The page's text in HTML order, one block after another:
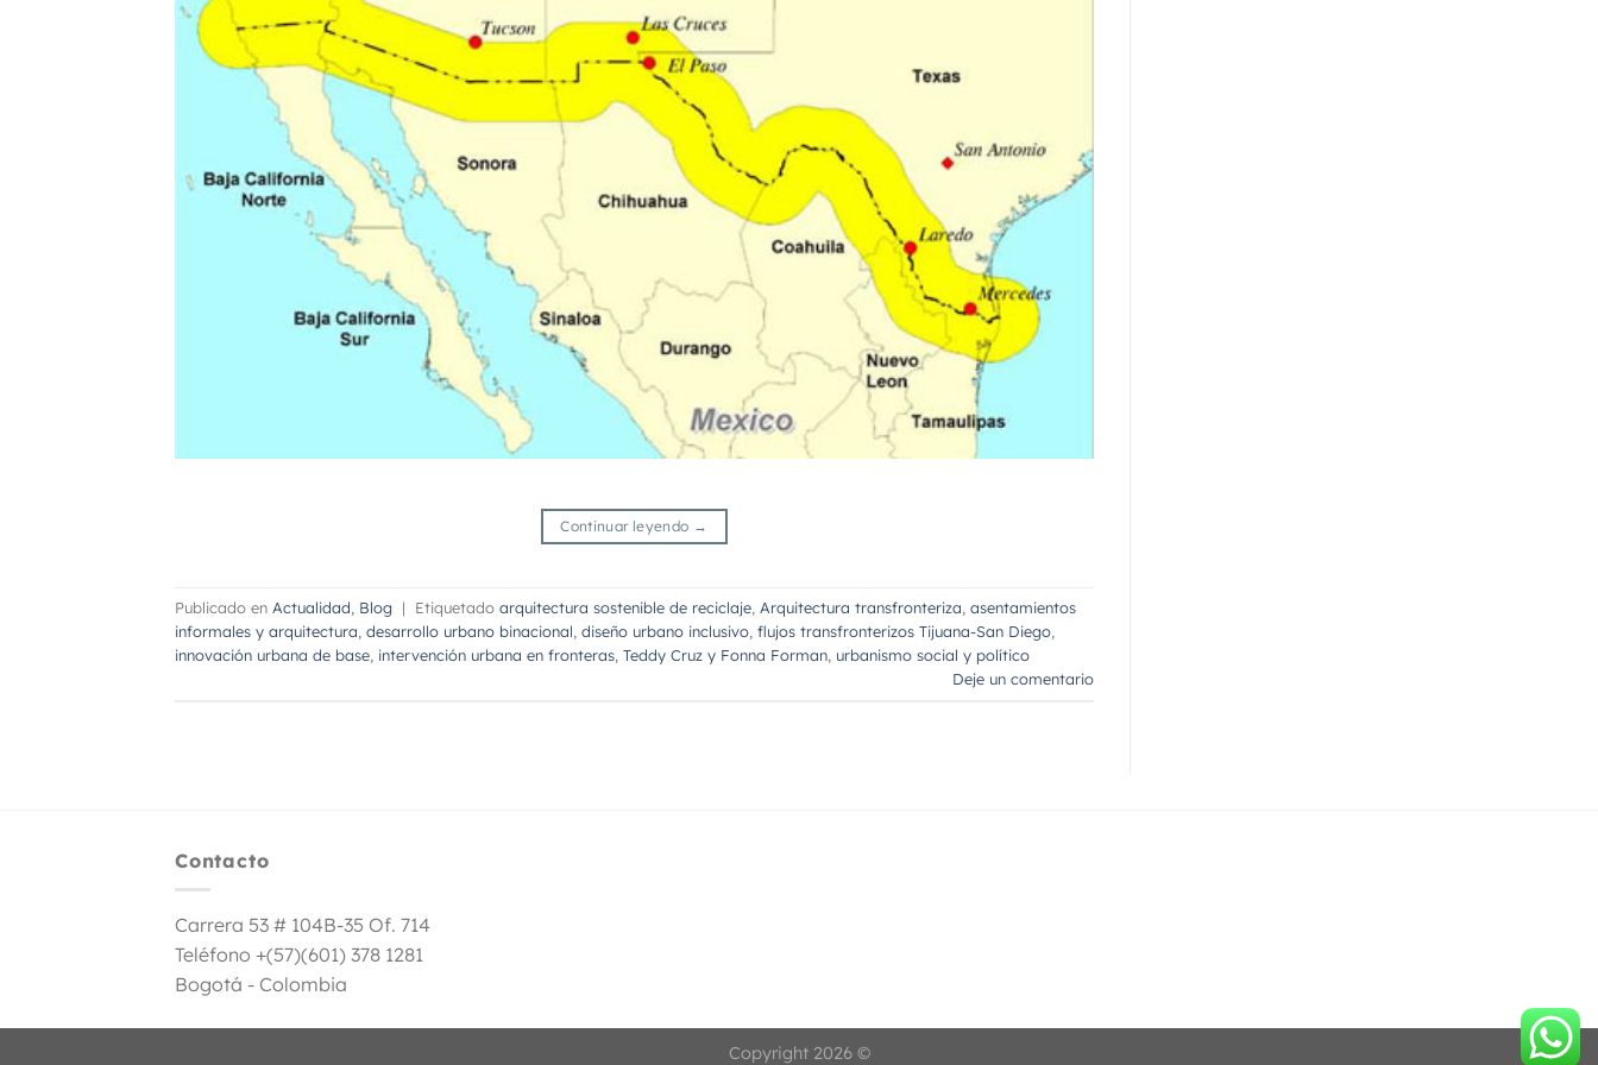
Continuar leyendo →
Publicado en Actualidad Blog | Etiquetado arquitectura sostenible de reciclaje Arquitectura transfronteriza asentamientos
informales y arquitectura desarrollo urbano binacional diseño urbano inclusivo flujos transfronterizos Tijuana-San Diego
innovación urbana de base intervención urbana en fronteras Teddy Cruz y Fonna Forman urbanismo social y político
Deje un comentario
Contacto
Carrera 53 # 104B-35 Of. 714
Teléfono +(57)(601) 378 1281
Bogotá - Colombia
Copyright 2026 ©